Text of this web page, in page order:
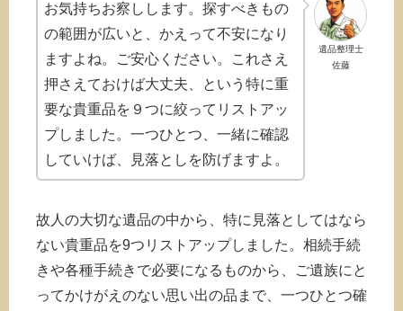
遺品整理士
佐藤
お気持ちお察しします。探すべきもの
の範囲が広いと、かえって不安になり
ますよね。ご安心ください。これさえ
押さえておけば大丈夫、という特に重
要な貴重品を９つに絞ってリストアッ
プしました。一つひとつ、一緒に確認
していけば、見落としを防げますよ。
故人の大切な遺品の中から、特に見落としてはなら
ない貴重品を9つリストアップしました。相続手続
きや各種手続きで必要になるものから、ご遺族にと
ってかけがえのない思い出の品まで、一つひとつ確